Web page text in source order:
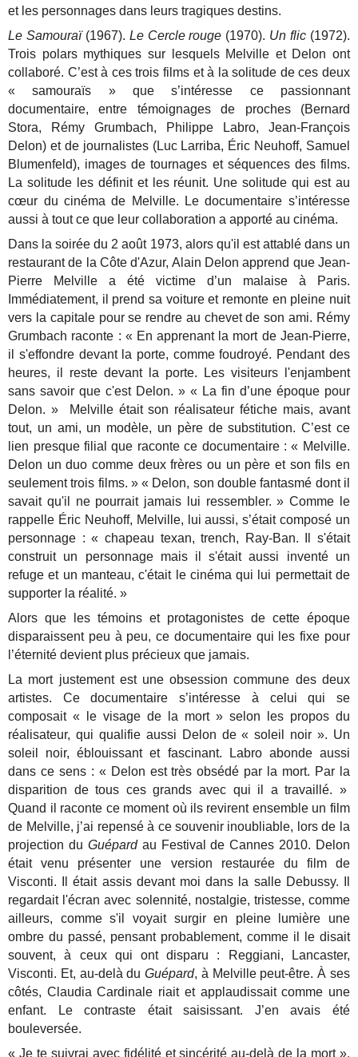
et les personnages dans leurs tragiques destins.
Le Samouraï (1967). Le Cercle rouge (1970). Un flic (1972).
Trois polars mythiques sur lesquels Melville et Delon ont
collaboré. C’est à ces trois films et à la solitude de ces deux
« samouraïs » que s’intéresse ce passionnant
documentaire, entre témoignages de proches (Bernard
Stora, Rémy Grumbach, Philippe Labro, Jean-François
Delon) et de journalistes (Luc Larriba, Éric Neuhoff, Samuel
Blumenfeld), images de tournages et séquences des films.
La solitude les définit et les réunit. Une solitude qui est au
cœur du cinéma de Melville. Le documentaire s’intéresse
aussi à tout ce que leur collaboration a apporté au cinéma.
Dans la soirée du 2 août 1973, alors qu'il est attablé dans un
restaurant de la Côte d'Azur, Alain Delon apprend que Jean-
Pierre Melville a été victime d’un malaise à Paris.
Immédiatement, il prend sa voiture et remonte en pleine nuit
vers la capitale pour se rendre au chevet de son ami. Rémy
Grumbach raconte : « En apprenant la mort de Jean-Pierre,
il s'effondre devant la porte, comme foudroyé. Pendant des
heures, il reste devant la porte. Les visiteurs l'enjambent
sans savoir que c'est Delon. » « La fin d’une époque pour
Delon. » Melville était son réalisateur fétiche mais, avant
tout, un ami, un modèle, un père de substitution. C’est ce
lien presque filial que raconte ce documentaire : « Melville.
Delon un duo comme deux frères ou un père et son fils en
seulement trois films. » « Delon, son double fantasmé dont il
savait qu'il ne pourrait jamais lui ressembler. » Comme le
rappelle Éric Neuhoff, Melville, lui aussi, s’était composé un
personnage : « chapeau texan, trench, Ray-Ban. Il s'était
construit un personnage mais il s'était aussi inventé un
refuge et un manteau, c'était le cinéma qui lui permettait de
supporter la réalité. »
Alors que les témoins et protagonistes de cette époque
disparaissent peu à peu, ce documentaire qui les fixe pour
l’éternité devient plus précieux que jamais.
La mort justement est une obsession commune des deux
artistes. Ce documentaire s’intéresse à celui qui se
composait « le visage de la mort » selon les propos du
réalisateur, qui qualifie aussi Delon de « soleil noir ». Un
soleil noir, éblouissant et fascinant.
Labro abonde aussi
dans ce sens : « Delon est très obsédé par la mort. Par la
disparition de tous ces grands avec qui il a travaillé. »
Quand il raconte ce moment où ils revirent ensemble un film
de Melville, j’ai repensé à ce souvenir inoubliable, lors de la
projection du Guépardau Festival de Cannes 2010. Delon
était venu présenter une version restaurée du film de
Visconti. Il était assis devant moi dans la salle Debussy. Il
regardait l'écran avec solennité, nostalgie, tristesse, comme
ailleurs, comme s'il voyait surgir en pleine lumière une
ombre du passé, pensant probablement, comme il le disait
souvent, à ceux qui ont disparu : Reggiani, Lancaster,
Visconti. Et, au-delà duGuépard, à Melville peut-être. À ses
côtés, Claudia Cardinale riait et applaudissait comme une
enfant. Le contraste était saisissant. J’en avais été
bouleversée.
« Je te suivrai avec fidélité et sincérité au-delà de la mort ».